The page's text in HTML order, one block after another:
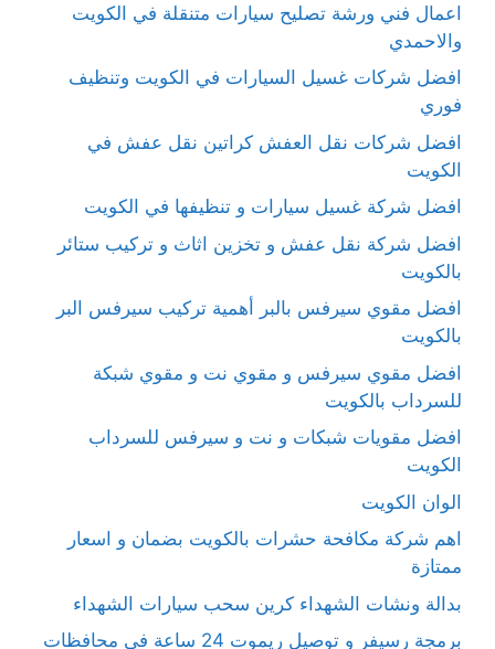
اعمال فني ورشة تصليح سيارات متنقلة في الكويت
والاحمدي
افضل شركات غسيل السيارات في الكويت وتنظيف
فوري
افضل شركات نقل العفش كراتين نقل عفش في
الكويت
افضل شركة غسيل سيارات و تنظيفها في الكويت
افضل شركة نقل عفش و تخزين اثاث و تركيب ستائر
بالكويت
افضل مقوي سيرفس بالبر أهمية تركيب سيرفس البر
بالكويت
افضل مقوي سيرفس و مقوي نت و مقوي شبكة
للسرداب بالكويت
افضل مقويات شبكات و نت و سيرفس للسرداب
الكويت
الوان الكويت
اهم شركة مكافحة حشرات بالكويت بضمان و اسعار
ممتازة
بدالة ونشات الشهداء كرين سحب سيارات الشهداء
برمجة رسيفر و توصيل ريموت 24 ساعة في محافظات